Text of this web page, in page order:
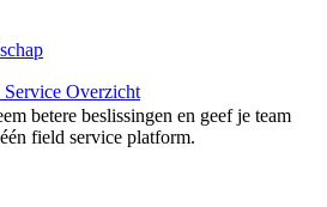
Service Overzicht
betere beslissingen en geef je team
field service platform.